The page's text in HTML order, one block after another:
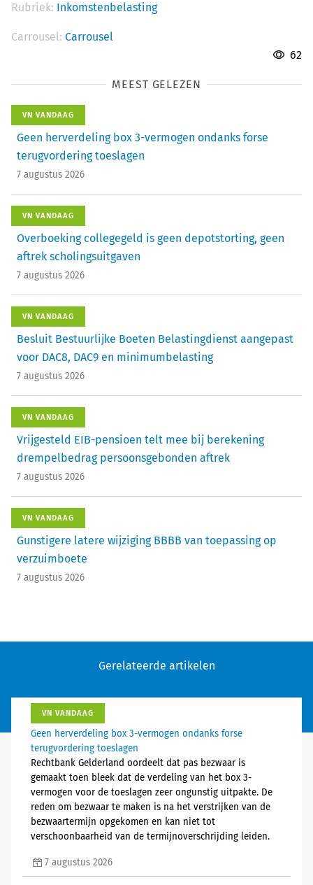
Rubriek: Inkomstenbelasting
Carrousel: Carrousel
62
MEEST GELEZEN
VN VANDAAG
Geen herverdeling box 3-vermogen ondanks forse
terugvordering toeslagen
7 augustus 2026
VN VANDAAG
Overboeking collegegeld is geen depotstorting, geen
aftrek scholingsuitgaven
7 augustus 2026
VN VANDAAG
Besluit Bestuurlijke Boeten Belastingdienst aangepast
voor DAC8, DAC9 en minimumbelasting
7 augustus 2026
VN VANDAAG
Vrijgesteld EIB-pensioen telt mee bij berekening
drempelbedrag persoonsgebonden aftrek
7 augustus 2026
VN VANDAAG
Gunstigere latere wijziging BBBB van toepassing op
verzuimboete
7 augustus 2026
Gerelateerde artikelen
VN VANDAAG
Geen herverdeling box 3-vermogen ondanks forse
terugvordering toeslagen
Rechtbank Gelderland oordeelt dat pas bezwaar is
gemaakt toen bleek dat de verdeling van het box 3-
vermogen voor de toeslagen zeer ongunstig uitpakte. De
reden om bezwaar te maken is na het verstrijken van de
bezwaartermijn opgekomen en kan niet tot
verschoonbaarheid van de termijnoverschrijding leiden.
7 augustus 2026